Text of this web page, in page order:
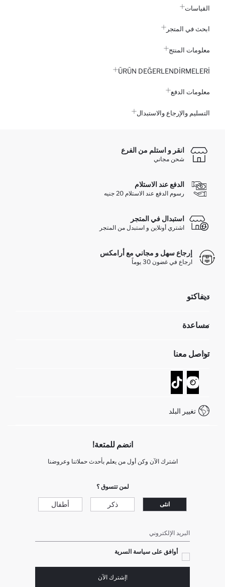
القياسات
ابحث في المتجر
معلومات المنتج
ÜRÜN DEĞERLENDİRMELERİ
معلومات الدفع
التسليم والإرجاع والاستبدال
انقر و استلم من الفرع
شحن مجاني
الدفع عند الاستلام
رسوم الدفع عند الاستلام 20 جنيه
استبدال في المتجر
اشتري أونلاين و استبدل من المتجر
إرجاع سهل و مجاني مع أرامكس
ارجاع في غضون 30 يوماً
ديفاكتو
تعرف علينا
GIFT CLUB
مساعدة
عمليات الارجاع و الاستبدال السهلة
تتبع الشحنة
كيف يمكنك التسوق في ديفاكتو ؟
كيف تدفع في ديفاكتو؟
شروط المنافسة
تواصل معنا
نموذج الاتصال
خدمة العملاء
Call Center 19782
تغيير البلد
انضم للمتعة!
اشترك الآن وكن أول من يعلم بأحدث حملاتنا وعروضنا
لمن تتسوق ؟
انثى ذكر أطفال
البريد الإلكتروني
أوافق على سياسة السرية
!إشترك الآن